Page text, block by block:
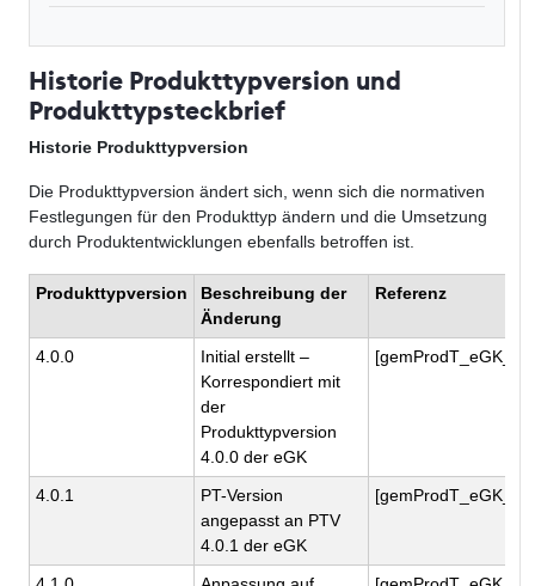
Historie Produkttypversion und
Produkttypsteckbrief
Historie Produkttypversion
Die Produkttypversion ändert sich, wenn sich die normativen
Festlegungen für den Produkttyp ändern und die Umsetzung
durch Produktentwicklungen ebenfalls betroffen ist.
Produkttypversion
Beschreibung der
Änderung
Referenz
4.0.0
Initial erstellt –
Korrespondiert mit
der
Produkttypversion
4.0.0 der eGK
4.0.1
PT-Version
angepasst an PTV
4.0.1 der eGK